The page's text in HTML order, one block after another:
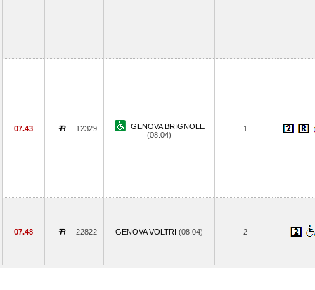
07.43 12329
GENOVA BRIGNOLE
(08.04)
1
07.48 22822 GENOVA VOLTRI (08.04) 2